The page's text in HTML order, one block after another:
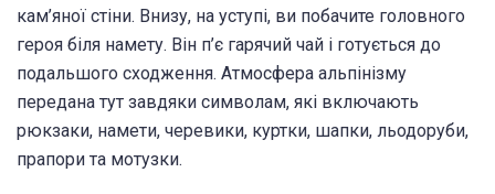
кам’яної стіни. Внизу, на уступі, ви побачите головного
героя біля намету. Він п’є гарячий чай і готується до
подальшого сходження. Атмосфера альпінізму
передана тут завдяки символам, які включають
рюкзаки, намети, черевики, куртки, шапки, льодоруби,
прапори та мотузки.